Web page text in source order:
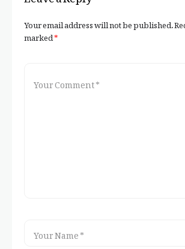
Your email address will not be published.
marked*